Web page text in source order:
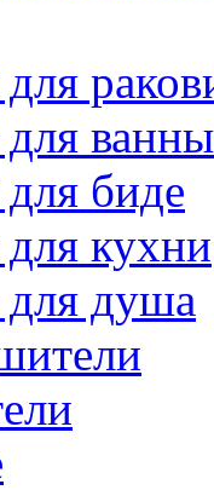
ванны
биде
кухни
душа